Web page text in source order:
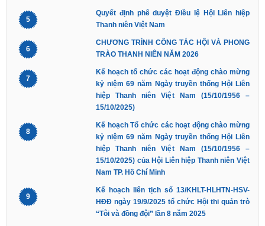
5
Quyết định phê duyệt Điều lệ Hội Liên hiệp
Thanh niên Việt Nam
6
CHƯƠNG TRÌNH CÔNG TÁC HỘI VÀ PHONG
TRÀO THANH NIÊN NĂM 2026
7
Kế hoạch tổ chức các hoạt động chào mừng
kỷ niệm 69 năm Ngày truyền thống Hội Liên
hiệp Thanh niên Việt Nam (15/10/1956 –
15/10/2025)
8
Kế hoạch Tổ chức các hoạt động chào mừng
kỷ niệm 69 năm Ngày truyền thống Hội Liên
hiệp Thanh niên Việt Nam (15/10/1956 –
15/10/2025) của Hội Liên hiệp Thanh niên Việt
Nam TP. Hồ Chí Minh
9
Kế hoạch liên tịch số 13/KHLT-HLHTN-HSV-
HĐĐ ngày 19/9/2025 tổ chức Hội thi quản trò
“Tôi và đồng đội” lần 8 năm 2025